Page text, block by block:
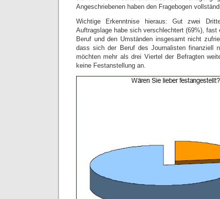
Angeschriebenen haben den Fragebogen
Wichtige Erkenntnise hieraus: Gut zwei
Auftragslage habe sich verschlechtert (69%), fast
Beruf und den Umständen insgesamt nicht
dass sich der Beruf des Journalisten finanziell
möchten mehr als drei Viertel der Befragten
keine Festanstellung an.